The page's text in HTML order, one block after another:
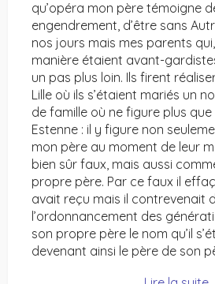
qu’opéra mon père témoigne
engendrement, d’être sans
nos jours mais mes parents
manière étaient avant-
un pas plus loin. Ils firent
Lille où ils s’étaient mariés un
de famille où ne figure plus
Estenne : il y figure non
mon père au moment de leur
bien sûr faux, mais aussi
propre père. Par ce faux il
avait reçu mais il contrevenait
l’ordonnancement des
son propre père le nom qu’il
devenant ainsi le père de son